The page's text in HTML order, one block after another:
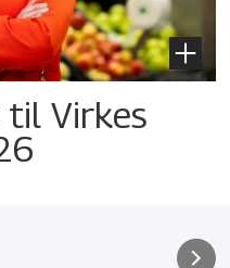
Virkes